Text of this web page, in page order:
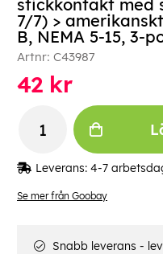
Se mer från Goobay
stickkontakt med
7/7) >
B, NEMA 5-15, 3-
Artnr: C43987
42 kr
Leverans: 4-7
Snabb leverans -